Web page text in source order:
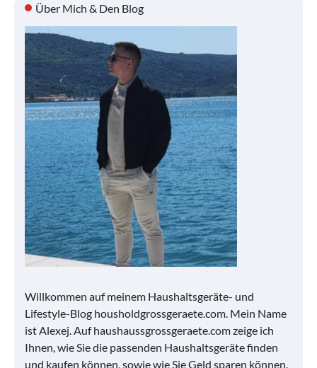
Über Mich & Den Blog
Willkommen auf meinem Haushaltsgeräte- und
Lifestyle-Blog housholdgrossgeraete.com. Mein Name
ist Alexej. Auf haushaussgrossgeraete.com zeige ich
Ihnen, wie Sie die passenden Haushaltsgeräte finden
und kaufen können, sowie wie Sie Geld sparen können.